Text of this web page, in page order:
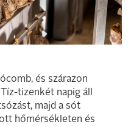
és szárazon
tizenkét napig áll
majd a sót
hőmérsékleten és